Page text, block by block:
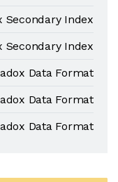
Secondary Index
Secondary Index
Data Format
Data Format
Data Format